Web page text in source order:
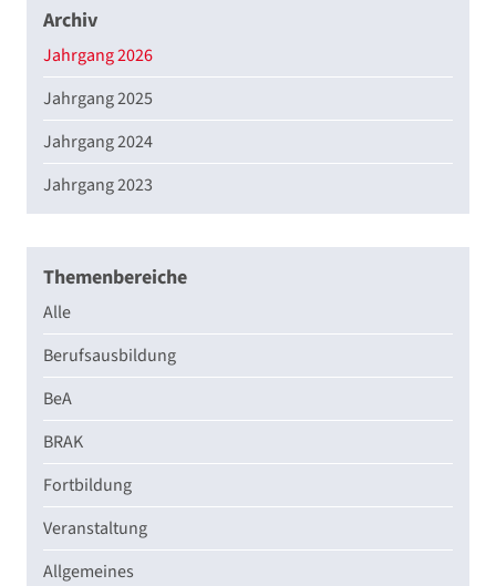
Archiv
Jahrgang 2026
Jahrgang 2025
Jahrgang 2024
Jahrgang 2023
Themenbereiche
Alle
Berufsausbildung
BeA
BRAK
Fortbildung
Veranstaltung
Allgemeines